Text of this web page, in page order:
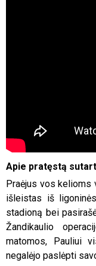
Apie pratęstą
Praėjus vos kelioms
išleistas iš
stadioną bei
Žandikaulio
matomos, Pauliui
negalėjo paslėpti